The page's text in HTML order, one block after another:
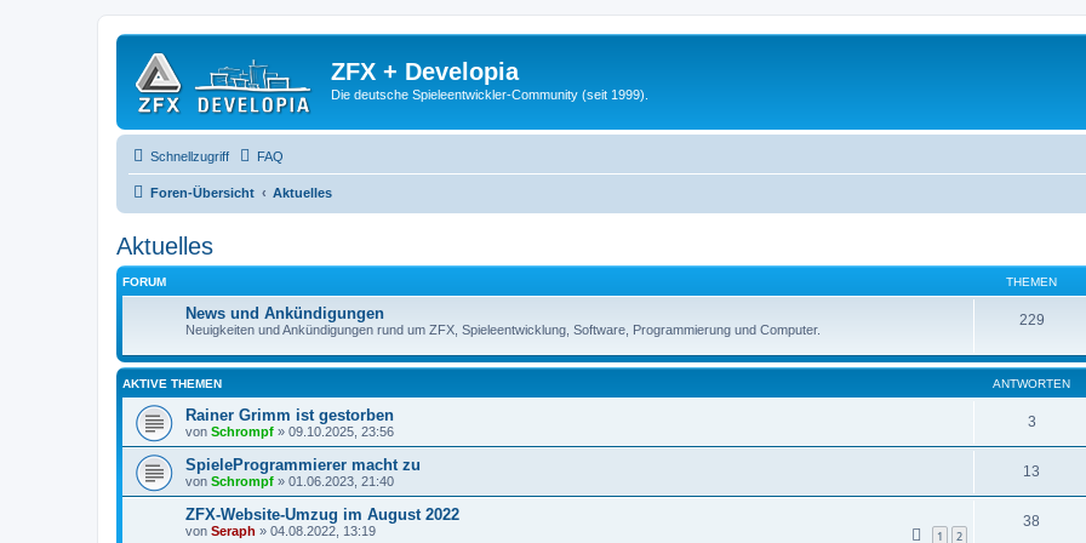
ZFX + Developia
Die deutsche Spieleentwickler-Community (seit 1999).
Schnellzugriff FAQ
Foren-Übersicht Aktuelles
Aktuelles
FORUM THEMEN
News und Ankündigungen
Neuigkeiten und Ankündigungen rund um ZFX, Spieleentwicklung, Software, Programmierung und Computer.
229
AKTIVE THEMEN ANTWORTEN
Rainer Grimm ist gestorben
von Schrompf » 09.10.2025, 23:56
3
SpieleProgrammierer macht zu
von Schrompf » 01.06.2023, 21:40
13
ZFX-Website-Umzug im August 2022
von Seraph » 04.08.2022, 13:19 1 2
38